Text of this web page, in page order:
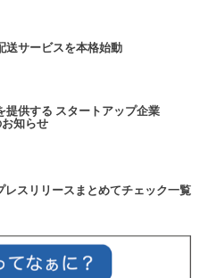
送サービスを本格始動
提供する スタートアップ企業
知らせ
レスリリースまとめてチェック一覧